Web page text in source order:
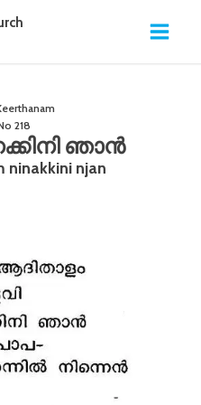
218
ഞാൻ
ninakkini njan